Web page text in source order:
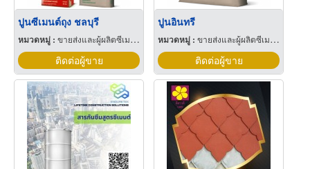
ปูนซีเมนต์ถุง ชลบุรี
หมวดหมู่ : ขายส่งและผู้ผลิตซีเมนต์
ติดต่อผู้ขาย
ปูนอินทรี
หมวดหมู่ :ขายส่งและผู้ผลิตซีเมนต์
ติดต่อผู้ขาย